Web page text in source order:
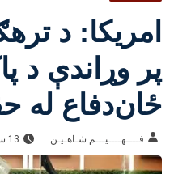
امریکا: د
پر وړاندې د
ځان‌دفاع له
فــــهــــيـــم شـاهـیـن‎‎ 13 سرطان 1405